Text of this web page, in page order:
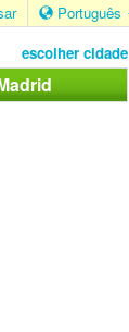
Português
escolher cidade